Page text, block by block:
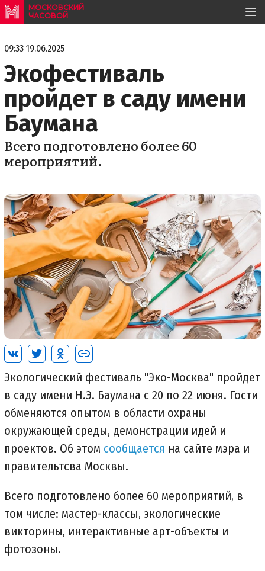
МОСКОВСКИЙ
ЧАСОВОЙ
09:33 19.06.2025
Экофестиваль
пройдет в саду имени
Баумана
Всего подготовлено более 60
мероприятий.
Экологический фестиваль "Эко-Москва" пройдет
в саду имени Н.Э. Баумана с 20 по 22 июня. Гости
обменяются опытом в области охраны
окружающей среды, демонстрации идей и
проектов. Об этом сообщается на сайте мэра и
правительтсва Москвы.
Всего подготовлено более 60 мероприятий, в
том числе: мастер-классы, экологические
викторины, интерактивные арт-объекты и
фотозоны.